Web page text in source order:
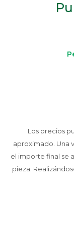
Los precios
aproximado. Una
el importe final se
pieza.